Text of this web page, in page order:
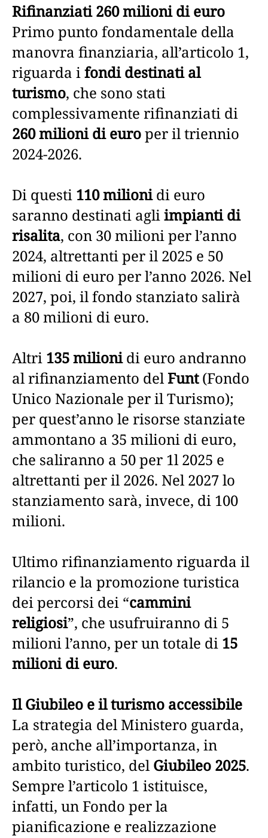
Rifinanziati 260 milioni di euro
Primo punto fondamentale della
manovra finanziaria, all’articolo 1,
riguarda ifondi destinati al
turismo, che sono stati
complessivamente rifinanziati di
260 milioni di europer il triennio
2024-2026.
Di questi 110 milionidi euro
saranno destinati agliimpianti di
risalita, con 30 milioni per l’anno
2024, altrettanti per il 2025 e 50
milioni di euro per l’anno 2026. Nel
2027, poi, il fondo stanziato salirà
a 80 milioni di euro.
Altri 135 milionidi euro andranno
al rifinanziamento delFunt(Fondo
Unico Nazionale per il Turismo);
per quest’anno le risorse stanziate
ammontano a 35 milioni di euro,
che saliranno a 50 per 1l 2025 e
altrettanti per il 2026. Nel 2027 lo
stanziamento sarà, invece, di 100
milioni.
Ultimo rifinanziamento riguarda il
rilancio e la promozione turistica
dei percorsi dei “cammini
religiosi”, che usufruiranno di 5
milioni l’anno, per un totale di 15
milioni di euro.
Il Giubileo e il turismo accessibile
La strategia del Ministero guarda,
però, anche all’importanza, in
ambito turistico, delGiubileo 2025.
Sempre l’articolo 1 istituisce,
infatti, un Fondo per la
pianificazione e realizzazione